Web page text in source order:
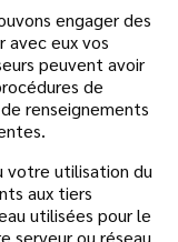
engager des
avec eux vos
peuvent avoir
de
renseignements
votre utilisation du
aux tiers
utilisées pour le
serveur ou réseau